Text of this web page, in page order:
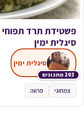
פשטידת ‏תרד
סיגלית ימין
203 מתכונים
סיגלית ימין
צמחוני פרווה